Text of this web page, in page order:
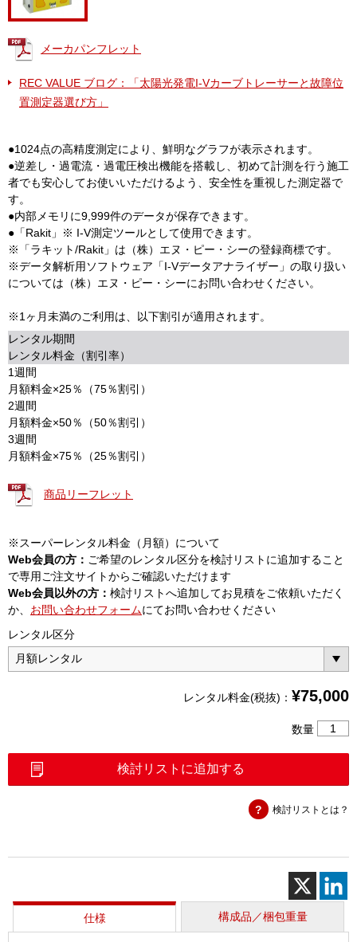
メーカパンフレット
REC VALUE ブログ：「太陽光発電I-Vカーブトレーサーと故障位
置測定器選び方」
●1024点の高精度測定により、鮮明なグラフが表示されます。
●逆差し・過電流・過電圧検出機能を搭載し、初めて計測を行う施工
者でも安心してお使いいただけるよう、安全性を重視した測定器で
す。
●内部メモリに9,999件のデータが保存できます。
●「Rakit」※ I-V測定ツールとして使用できます。
※「ラキット/Rakit」は（株）エヌ・ピー・シーの登録商標です。
※データ解析用ソフトウェア「I-Vデータアナライザー」の取り扱い
については（株）エヌ・ピー・シーにお問い合わせください。
※1ヶ月未満のご利用は、以下割引が適用されます。
レンタル期間
レンタル料金（割引率）
1週間
月額料金×25％（75％割引）
2週間
月額料金×50％（50％割引）
3週間
月額料金×75％（25％割引）
商品リーフレット
※スーパーレンタル料金（月額）について
Web会員の方： ご希望のレンタル区分を検討リストに追加すること
で専用ご注文サイトからご確認いただけます
Web会員以外の方： 検討リストへ追加してお見積をご依頼いただく
か、 お問い合わせフォームにてお問い合わせください
レンタル区分
レンタル料金(税抜)： ¥75,000
数量
PV
ザ
シ
ロ
ン
検討リストに追加する
検討リストとは？
仕様 構成品／梱包重量